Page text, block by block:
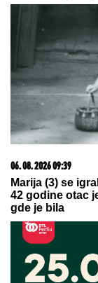
Ćerki dao ime
gubitak:
sepse"